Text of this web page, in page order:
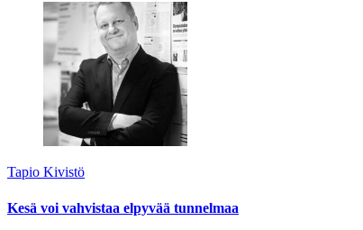
Tapio Kivistö
Kesä voi vahvistaa elpyvää tunnelmaa